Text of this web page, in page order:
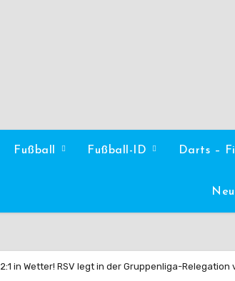
Fußball Fußball-ID Darts –
2:1 in Wetter! RSV legt in der Gruppenliga-Relegation